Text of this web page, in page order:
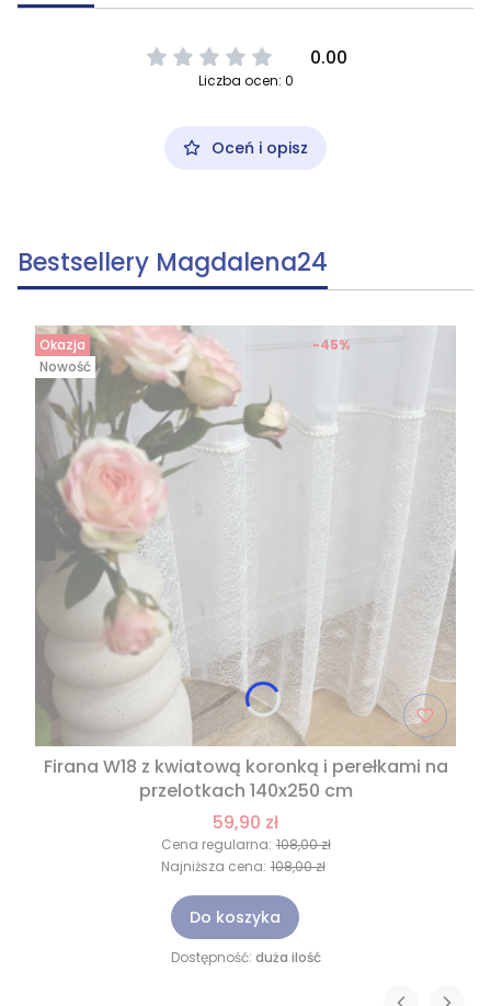
0.00
Liczba ocen: 0
Oceń i opisz
Bestsellery Magdalena24
Okazja
Nowość
Firana W18 z kwiatową koronką i perełkami na
przelotkach 140x250 cm
59,90 zł
Cena regularna: 108,00 zł
-45%
Najniższa cena: 108,00 zł
Do koszyka
Dostępność: duża ilość